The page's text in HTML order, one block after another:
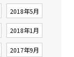
2018年5月
2018年1月
2017年9月